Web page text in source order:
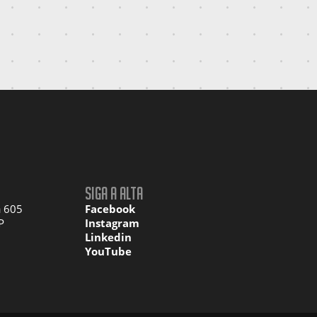
605
Siga a Alta
Facebook
Instagram
Linkedin
YouTube